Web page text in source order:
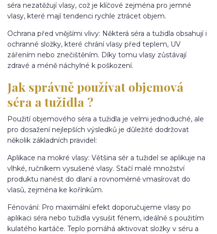
séra nezatěžují vlasy, což je klíčové zejména pro jemné
vlasy, které mají tendenci rychle ztrácet objem.
Ochrana před vnějšími vlivy: Některá séra a tužidla obsahují i
ochranné složky, které chrání vlasy před teplem, UV
zářením nebo znečištěním. Díky tomu vlasy zůstávají
zdravé a méně náchylné k poškození.
Jak správně používat objemová
séra a tužidla ?
Použití objemového séra a tužidla je velmi jednoduché, ale
pro dosažení nejlepších výsledků je důležité dodržovat
několik základních pravidel:
Aplikace na mokré vlasy: Většina sér a tužidel se aplikuje na
vlhké, ručníkem vysušené vlasy. Stačí malé množství
produktu nanést do dlaní a rovnoměrně vmasírovat do
vlasů, zejména ke kořínkům.
Fénování: Pro maximální efekt doporučujeme vlasy po
aplikaci séra nebo tužidla vysušit fénem, ideálně s použitím
kulatého kartáče. Teplo pomáhá aktivovat složky v séru a